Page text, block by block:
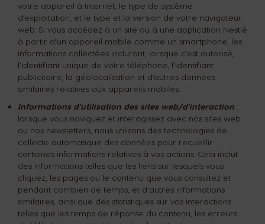
votre appareil à Internet, le type de système
d’exploitation, et le type et la version de votre navigateur
web. Si vous accédez à un site ou à une application Nestlé
à partir d’un appareil mobile comme un smartphone, les
informations collectées incluront, lorsque c’est autorisé,
l’identifiant unique de votre téléphone, l’identifiant
publicitaire, la géolocalisation et d’autres données
similaires relatives aux appareils mobiles.
Informations d'utilisation des sites web/d'interaction :
lorsque vous naviguez et interagissez avec nos sites web
ou nos newsletters, nous utilisons des technologies de
collecte automatique des données pour recueillir
certaines informations relatives à vos actions. Cela inclut
des informations telles que les liens sur lesquels vous
cliquez, les pages ou le contenu que vous consultez et
pendant combien de temps, et d'autres informations
similaires, ainsi que des statistiques sur vos interactions
telles que les temps de réponse du contenu, les erreurs